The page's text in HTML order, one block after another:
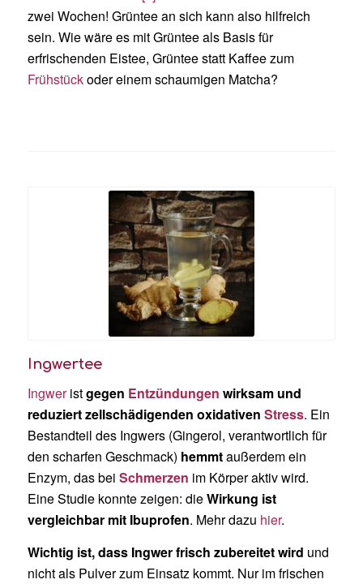
zwei Wochen! Grüntee an sich kann also hilfreich
sein. Wie wäre es mit Grüntee als Basis für
erfrischenden Eistee, Grüntee statt Kaffee zum
Frühstückoder einem schaumigen Matcha?
Ingwertee
Ingweristgegen Entzündungen wirksam und
reduziert zellschädigenden oxidativen Stress. Ein
Bestandteil des Ingwers (Gingerol, verantwortlich für
den scharfen Geschmack) hemmtaußerdem ein
Enzym, das bei Schmerzen im Körper aktiv wird.
Eine Studie konnte zeigen: dieWirkung ist
vergleichbar mit Ibuprofen. Mehr dazu hier.
Wichtig ist, dass Ingwer frisch zubereitet wird und
nicht als Pulver zum Einsatz kommt. Nur im frischen